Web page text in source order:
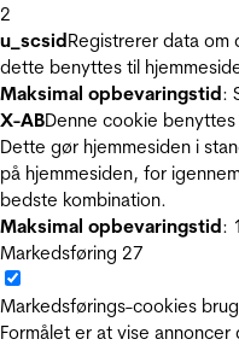
2
u_scsidRegistrerer data
dette benyttes til
Maksimal opbevaringstid:
X-ABDenne cookie
Dette gør hjemmesiden i
på hjemmesiden, for
bedste kombination.
Maksimal opbevaringstid:
Markedsføring 27
Markedsførings-cookies
Formålet er at vise